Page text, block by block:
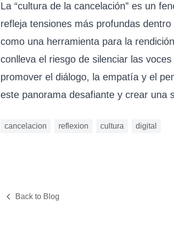
La “cultura de la cancelación” es un
refleja tensiones más profundas
como una herramienta para la
conlleva el riesgo de silenciar las
promover el diálogo, la empatía y el
este panorama desafiante y crear una
cancelacion reflexion cultura digital
Back to Blog